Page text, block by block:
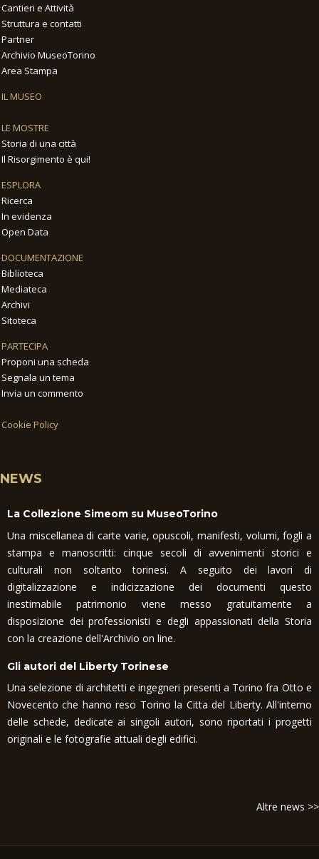
Cantieri e Attività
Struttura e contatti
Partner
Archivio MuseoTorino
Area Stampa
IL MUSEO
LE MOSTRE
Storia di una città
Il Risorgimento è qui!
ESPLORA
Ricerca
In evidenza
Open Data
DOCUMENTAZIONE
Biblioteca
Mediateca
Archivi
Sitoteca
PARTECIPA
Proponi una scheda
Segnala un tema
Invia un commento
Cookie Policy
NEWS
La Collezione Simeom su MuseoTorino
Una miscellanea di carte varie, opuscoli, manifesti, volumi, fogli a
stampa e manoscritti: cinque secoli di avvenimenti storici e
culturali non soltanto torinesi. A seguito dei lavori di
digitalizzazione e indicizzazione dei documenti questo
inestimabile patrimonio viene messo gratuitamente a
disposizione dei professionisti e degli appassionati della Storia
con la creazione dell'Archivio on line.
Gli autori del Liberty Torinese
Una selezione di architetti e ingegneri presenti a Torino fra Otto e
Novecento che hanno reso Torino la Citta del Liberty. All'interno
delle schede, dedicate ai singoli autori, sono riportati i progetti
originali e le fotografie attuali degli edifici.
Altre news >>